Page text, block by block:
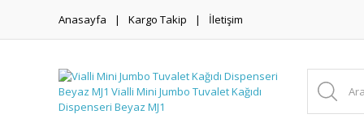
Anasayfa Kargo Takip İletişim